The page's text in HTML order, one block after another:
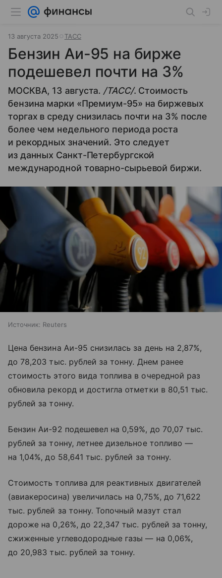
13 августа 2025 ТАСС
Бензин Аи-95 на бирже
подешевел почти на 3%
МОСКВА, 13 августа. /ТАСС/. Стоимость
бензина марки «Премиум-95» на биржевых
торгах в среду снизилась почти на 3% после
более чем недельного периода роста
и рекордных значений. Это следует
из данных Санкт-Петербургской
международной товарно-сырьевой биржи.
Источник: Reuters
Цена бензина Аи-95 снизилась за день на 2,87%,
до 78,203 тыс. рублей за тонну. Днем ранее
стоимость этого вида топлива в очередной раз
обновила рекорд и достигла отметки в 80,51 тыс.
рублей за тонну.
Бензин Аи-92 подешевел на 0,59%, до 70,07 тыс.
рублей за тонну, летнее дизельное топливо —
на 1,04%, до 58,641 тыс. рублей за тонну.
Стоимость топлива для реактивных двигателей
(авиакеросина) увеличилась на 0,75%, до 71,622
тыс. рублей за тонну. Топочный мазут стал
дороже на 0,26%, до 22,347 тыс. рублей за тонну,
сжиженные углеводородные газы — на 0,06%,
до 20,983 тыс. рублей за тонну.